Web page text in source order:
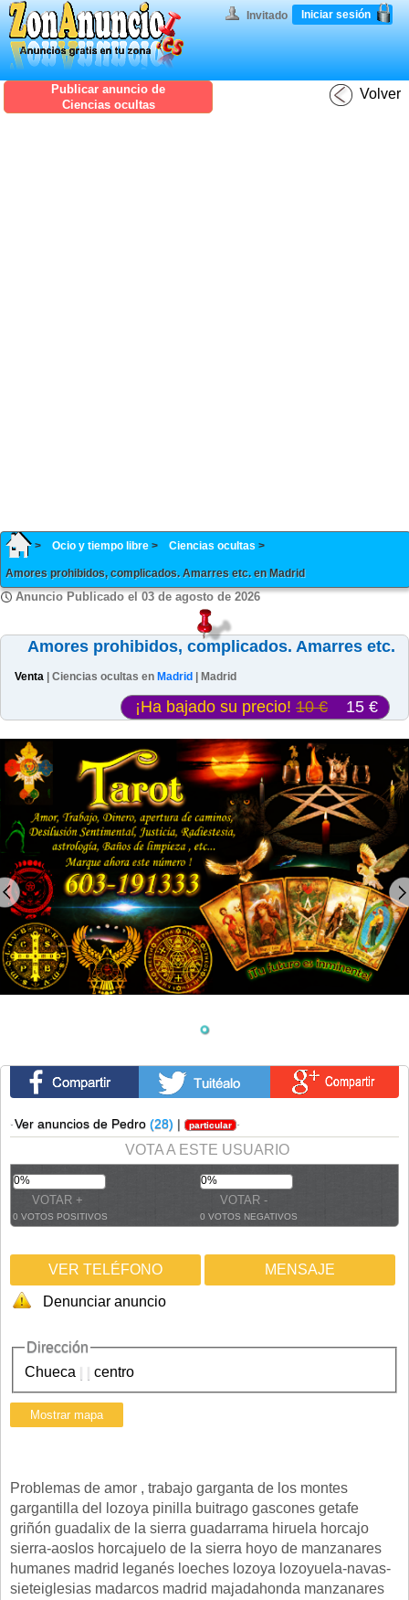
Invitado Iniciar sesión
Publicar anuncio de
Ciencias ocultas
Volver
Ocio y tiempo libre Ciencias ocultas
Amores prohibidos, complicados. Amarres etc. en Madrid
Anuncio Publicado el 03 de agosto de 2026
Amores prohibidos, complicados. Amarres etc.
Venta | Ciencias ocultas en Madrid | Madrid
¡Ha bajado su precio! 10 € 15 €
·Ver anuncios de Pedro (28) | particular ·
VOTA A ESTE USUARIO
0%
0 VOTOS POSITIVOS
0%
0 VOTOS NEGATIVOS
VER TELÉFONO MENSAJE
Denunciar anuncio
Dirección
Chueca | | centro
Problemas de amor , trabajo garganta de los montes
gargantilla del lozoya pinilla buitrago gascones getafe
griñón guadalix de la sierra guadarrama hiruela horcajo
sierra-aoslos horcajuelo de la sierra hoyo de manzanares
humanes madrid leganés loeches lozoya lozoyuela-navas-
sieteiglesias madarcos madrid majadahonda manzanares